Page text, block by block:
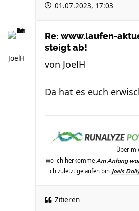
01.07.2023, 17:03
JoelH
Re: www.laufen-
steigt ab!
von JoelH
Da hat es euch
Über
wo ich herkomme Am Anfang
ich zuletzt gelaufen bin Joels
Zitieren